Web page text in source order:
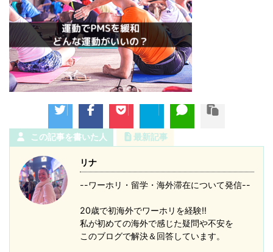
この記事を書いた人 最新記事
リナ
--ワーホリ・留学・海外滞在について発信--
20歳で初海外でワーホリを経験!!
私が初めての海外で感じた疑問や不安を
このブログで解決＆回答しています。